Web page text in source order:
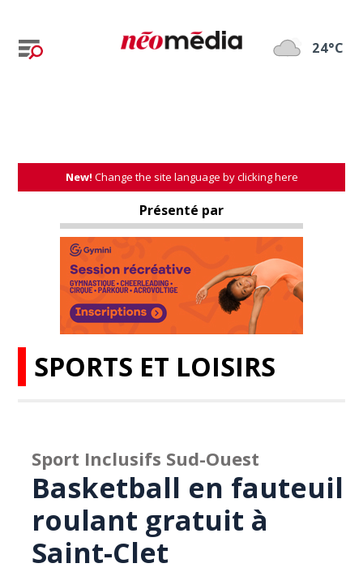
24°C
New! Change the site language by clicking here
Présenté par
SPORTS ET LOISIRS
Sport Inclusifs Sud-Ouest
Basketball en fauteuil
roulant gratuit à
Saint-Clet